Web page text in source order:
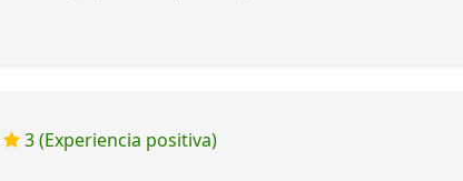
3 (Experiencia positiva)